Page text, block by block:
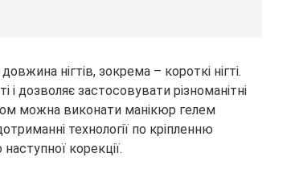
нігтів, зокрема – короткі нігті.
дозволяє застосовувати різноманітні
можна виконати манікюр гелем
технології по кріпленню
корекції.